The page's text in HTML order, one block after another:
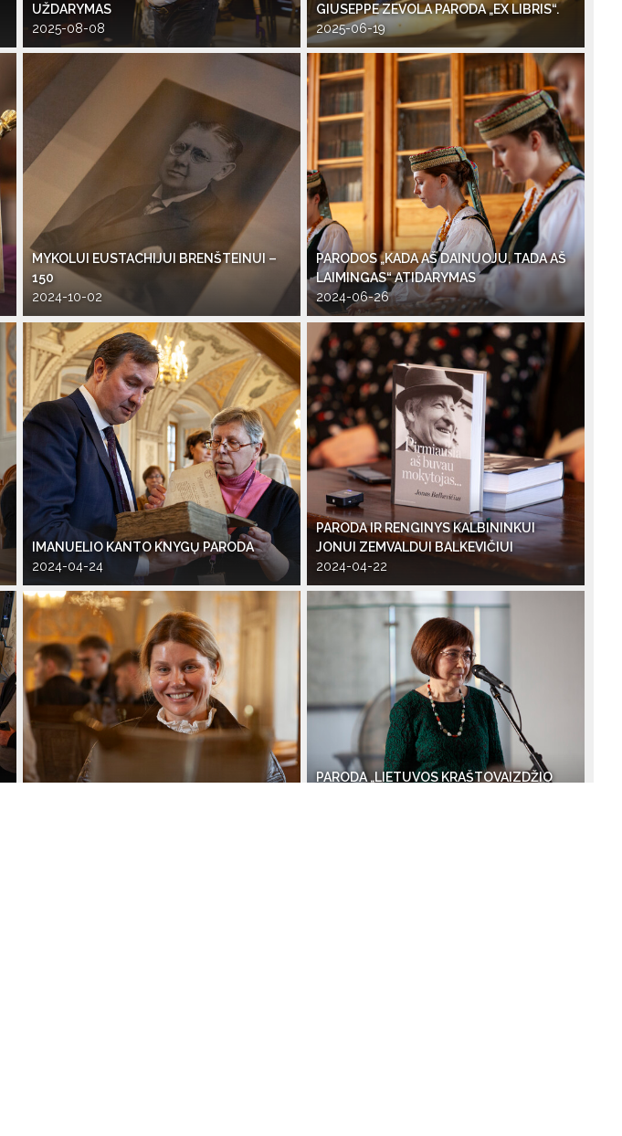
UŽDARYMAS
2025-08-08
GIUSEPPE ZEVOLA PARODA „EX LIBRIS“.
2025-06-19
MYKOLUI EUSTACHIJUI BRENŠTEINUI –
150
2024-10-02
PARODOS „KADA AŠ DAINUOJU, TADA AŠ
LAIMINGAS“ ATIDARYMAS
2024-06-26
IMANUELIO KANTO KNYGŲ PARODA
2024-04-24
PARODA IR RENGINYS KALBININKUI
JONUI ZEMVALDUI BALKEVIČIUI
2024-04-22
PARODA „LIETUVOS KRAŠTOVAIZDŽIO